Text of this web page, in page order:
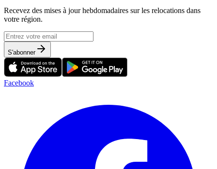
Recevez des mises à jour hebdomadaires sur les relocations dans
votre région.
S'abonner
Facebook